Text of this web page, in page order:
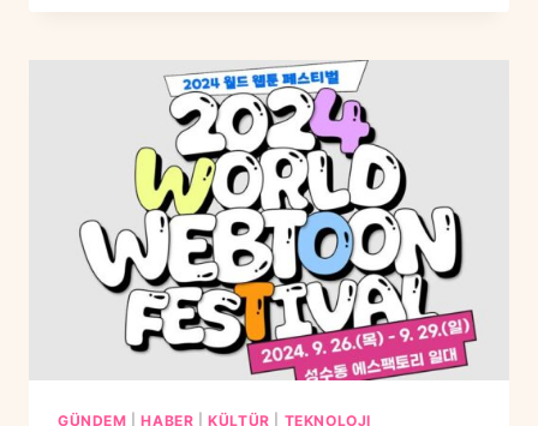
TAHTAKURUSU
MÜCADELEDE
BLOCKCHAIN
HAMLESI
GÜNDEM |HABER |KÜLTÜR TEKNOLOJI